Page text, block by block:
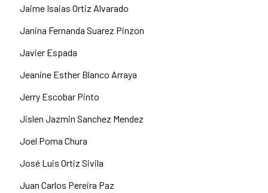
Jaime Isaias Ortiz Alvarado
Janina Fernanda Suarez Pinzon
Javier Espada
Jeanine Esther Blanco Arraya
Jerry Escobar Pinto
Jislen Jazmin Sanchez Mendez
Joel Poma Chura
José Luis Ortiz Sivila
Juan Carlos Pereira Paz